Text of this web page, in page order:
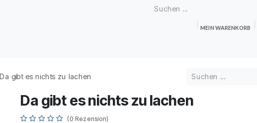
MEIN WARENKORB
Da gibt es nichts zu lachen
Da gibt es nichts zu lachen
(0 Rezension)